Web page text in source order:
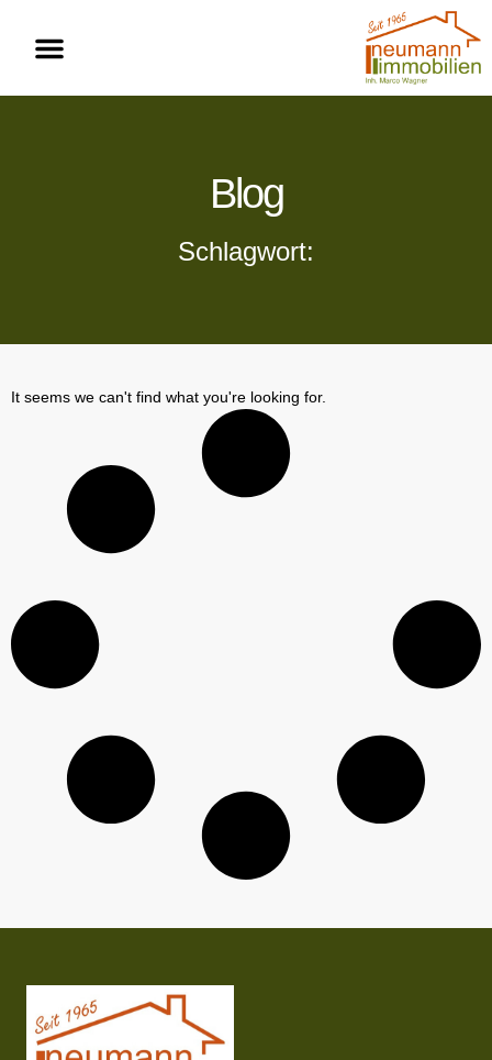
Blog
Schlagwort:
It seems we can't find what you're looking for.